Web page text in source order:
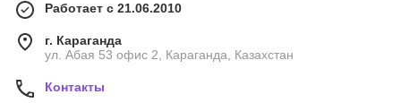
Работает с 21.06.2010
г. Караганда
ул. Абая 53 офис 2, Караганда, Казахстан
Контакты